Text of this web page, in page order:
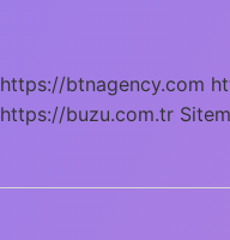
https://btnagency.com
https://buzu.com.tr